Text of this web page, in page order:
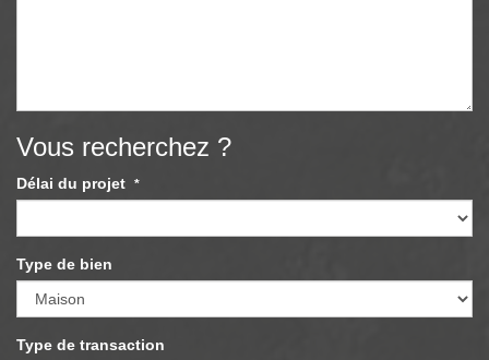
Vous recherchez ?
Délai du projet *
Type de bien
Type de transaction